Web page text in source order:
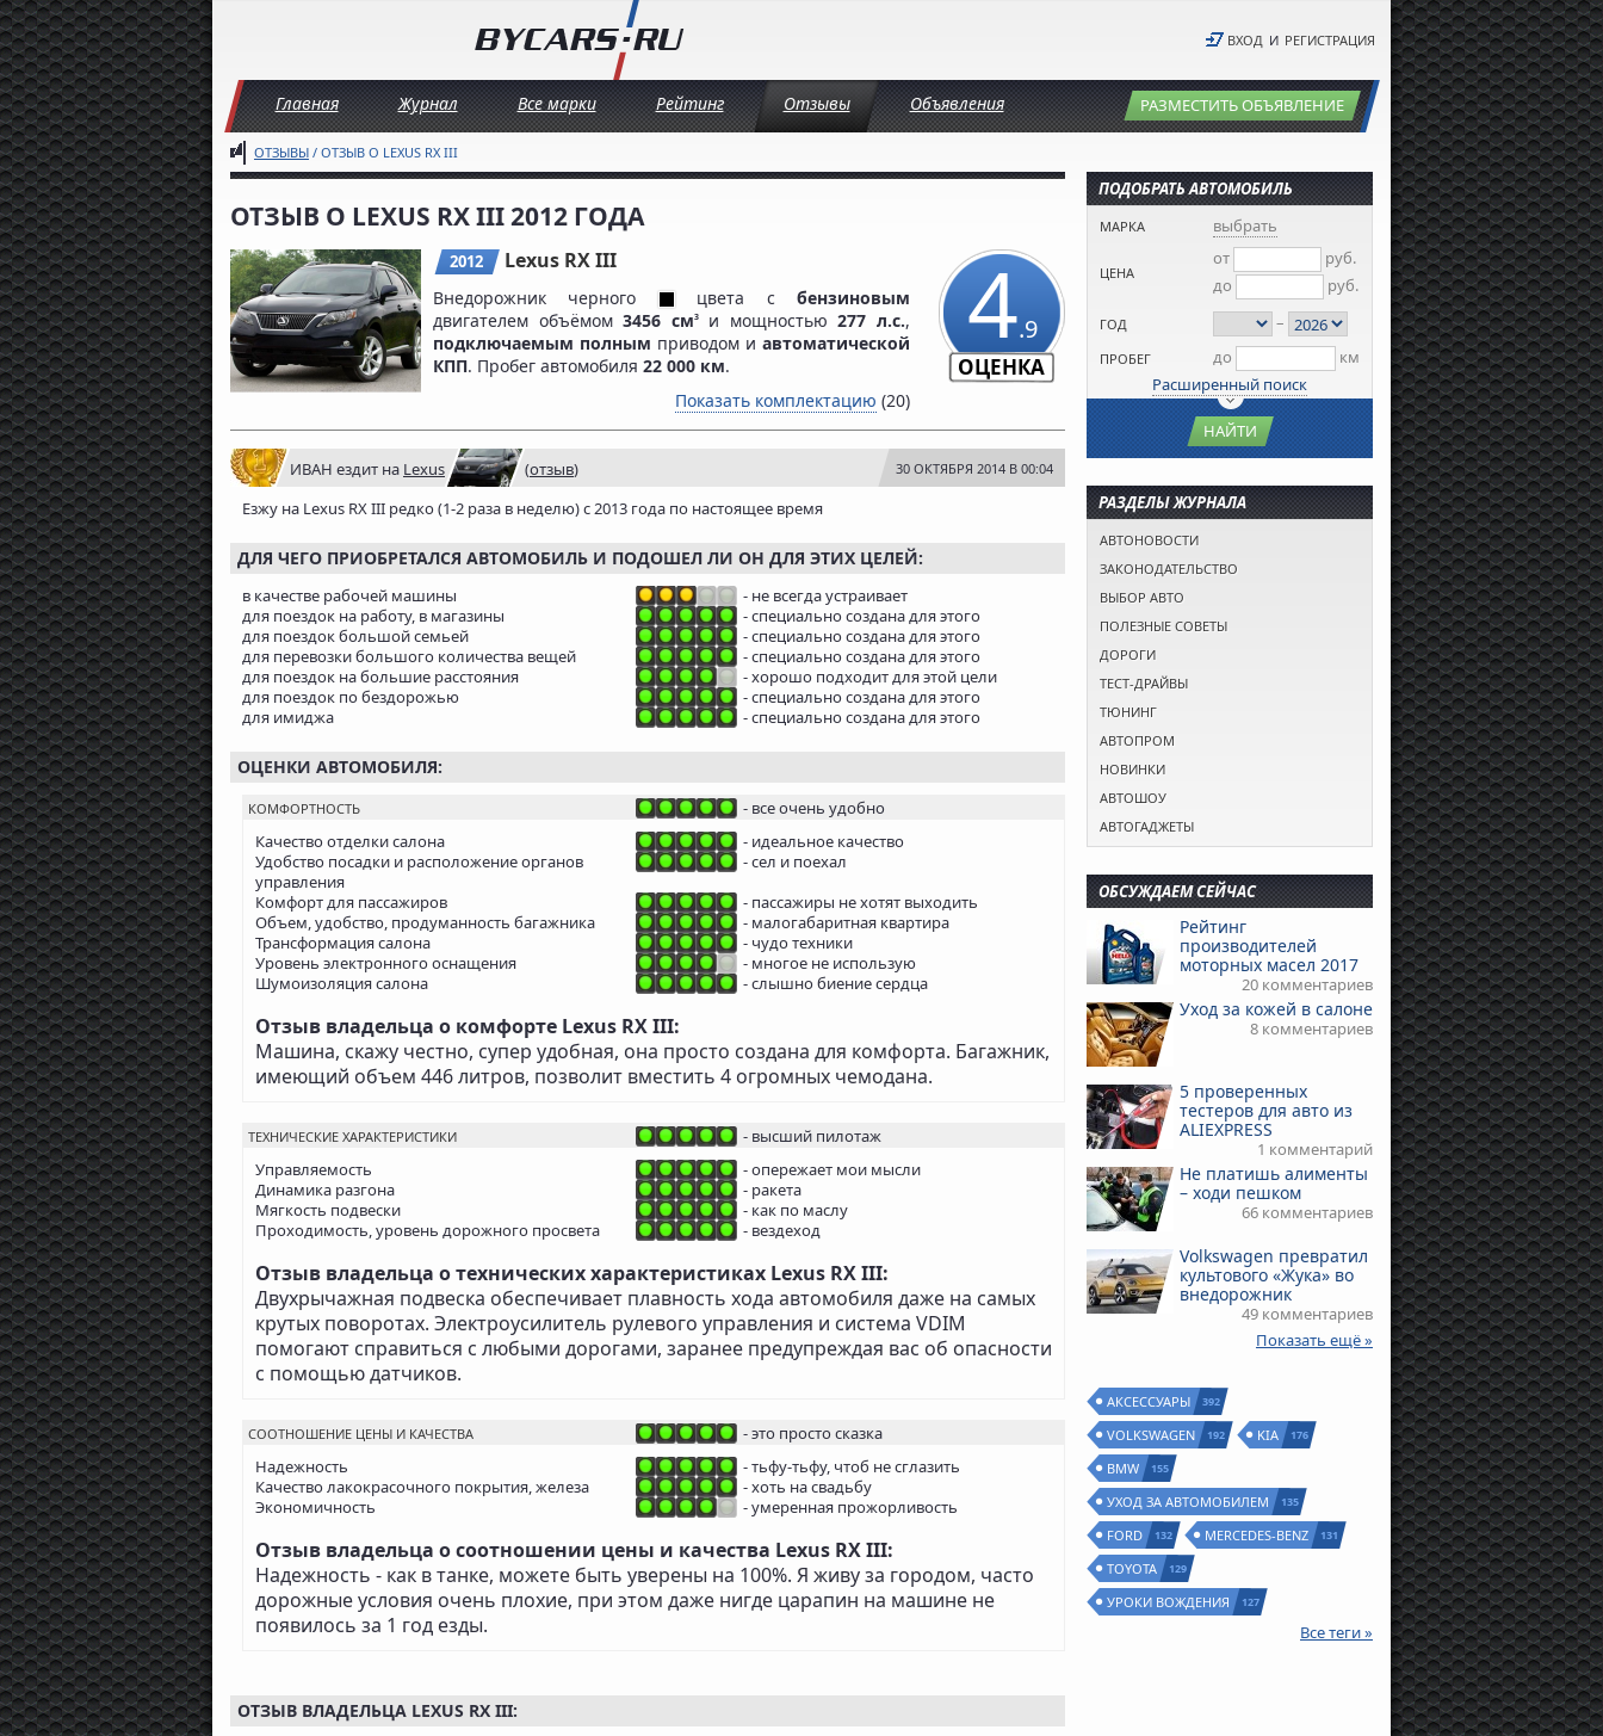
ВХОД И РЕГИСТРАЦИЯ
Главная Журнал Все марки Рейтинг Отзывы Объявления РАЗМЕСТИТЬ ОБЪЯВЛЕНИЕ
ОТЗЫВЫ / ОТЗЫВ О LEXUS RX III
ОТЗЫВ О LEXUS RX III 2012 ГОДА
4.9
ОЦЕНКА
2012 Lexus RX III
Внедорожник черного цвета cбензиновым
двигателем объёмом3456 см3и мощностью277 л.с.,
подключаемым полным приводом и автоматической
КПП. Пробег автомобиля 22 000 км.
Показать комплектацию (20)
30 ОКТЯБРЯ 2014 В 00:04
ИВАН ездит на Lexus (отзыв)
Езжу на Lexus RX III редко (1-2 раза в неделю) с 2013 года по настоящее время
ДЛЯ ЧЕГО ПРИОБРЕТАЛСЯ АВТОМОБИЛЬ И ПОДОШЕЛ ЛИ ОН ДЛЯ ЭТИХ ЦЕЛЕЙ:
в качестве рабочей машины
- не всегда устраивает
для поездок на работу, в магазины
- специально создана для этого
для поездок большой семьей
- специально создана для этого
для перевозки большого количества вещей
- специально создана для этого
для поездок на большие расстояния
- хорошо подходит для этой цели
для поездок по бездорожью
- специально создана для этого
для имиджа
- специально создана для этого
ОЦЕНКИ АВТОМОБИЛЯ:
КОМФОРТНОСТЬ
- все очень удобно
Качество отделки салона
- идеальное качество
Удобство посадки и расположение органов
управления
- сел и поехал
Комфорт для пассажиров
- пассажиры не хотят выходить
Объем, удобство, продуманность багажника
- малогабаритная квартира
Трансформация салона
- чудо техники
Уровень электронного оснащения
- многое не использую
Шумоизоляция салона
- слышно биение сердца
Отзыв владельца о комфорте Lexus RX III:
Машина, скажу честно, супер удобная, она просто создана для комфорта. Багажник,
имеющий объем 446 литров, позволит вместить 4 огромных чемодана.
ТЕХНИЧЕСКИЕ ХАРАКТЕРИСТИКИ
- высший пилотаж
Управляемость
- опережает мои мысли
Динамика разгона
- ракета
Мягкость подвески
- как по маслу
Проходимость, уровень дорожного просвета
- вездеход
Отзыв владельца о технических характеристиках Lexus RX III:
Двухрычажная подвеска обеспечивает плавность хода автомобиля даже на самых
крутых поворотах. Электроусилитель рулевого управления и система VDIM
помогают справиться с любыми дорогами, заранее предупреждая вас об опасности
с помощью датчиков.
СООТНОШЕНИЕ ЦЕНЫ И КАЧЕСТВА
- это просто сказка
Надежность
- тьфу-тьфу, чтоб не сглазить
Качество лакокрасочного покрытия, железа
- хоть на свадьбу
Экономичность
- умеренная прожорливость
Отзыв владельца о соотношении цены и качества Lexus RX III:
Надежность - как в танке, можете быть уверены на 100%. Я живу за городом, часто
дорожные условия очень плохие, при этом даже нигде царапин на машине не
появилось за 1 год езды.
ОТЗЫВ ВЛАДЕЛЬЦА LEXUS RX III:
ПОДОБРАТЬ АВТОМОБИЛЬ
МАРКА выбрать
ЦЕНА
от
руб.
до
руб.
ГОД –
ПРОБЕГ до
км
Расширенный поиск
НАЙТИ
РАЗДЕЛЫ ЖУРНАЛА
АВТОНОВОСТИ
ЗАКОНОДАТЕЛЬСТВО
ВЫБОР АВТО
ПОЛЕЗНЫЕ СОВЕТЫ
ДОРОГИ
ТЕСТ-ДРАЙВЫ
ТЮНИНГ
АВТОПРОМ
НОВИНКИ
АВТОШОУ
АВТОГАДЖЕТЫ
ОБСУЖДАЕМ СЕЙЧАС
Рейтинг
производителей
моторных масел 2017
20 комментариев
Уход за кожей в салоне
8 комментариев
5 проверенных
тестеров для авто из
ALIEXPRESS
1 комментарий
Не платишь алименты
– ходи пешком
66 комментариев
Volkswagen превратил
культового «Жука» во
внедорожник
49 комментариев
Показать ещё »
АКСЕССУАРЫ 392
VOLKSWAGEN 192 KIA 176
BMW 155
УХОД ЗА АВТОМОБИЛЕМ 135
FORD 132 MERCEDES-BENZ 131
TOYOTA 129
УРОКИ ВОЖДЕНИЯ 127
Все теги »